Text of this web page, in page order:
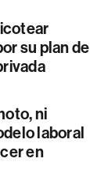
su plan de
ni
laboral
en